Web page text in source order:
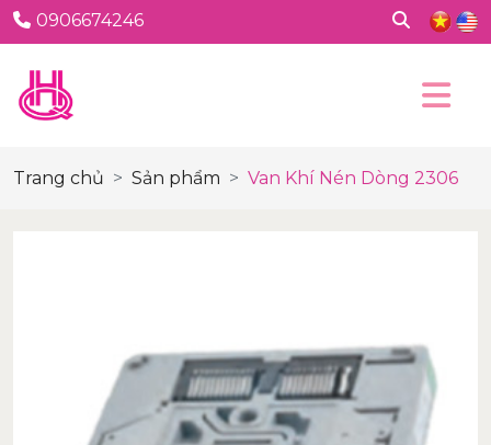
0906674246
Trang chủ Sản phẩm Van Khí Nén Dòng 2306